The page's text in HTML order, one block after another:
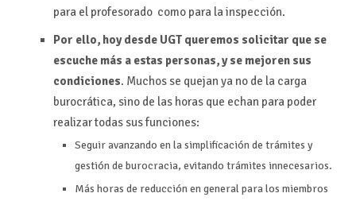
para el profesorado como para la inspección.
Por ello, hoy desde UGT queremos solicitar que se
escuche más a estas personas, y se mejoren sus
condiciones. Muchos se quejan ya no de la carga
burocrática, sino de las horas que echan para poder
realizar todas sus funciones:
Seguir avanzando en la simplificación de trámites y
gestión de burocracia, evitando trámites innecesarios.
Más horas de reducción en general para los miembros